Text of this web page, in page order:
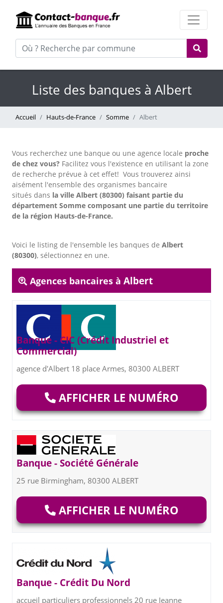
Liste des banques à Albert
Accueil Hauts-de-France Somme Albert
Vous recherchez une banque ou une agence locale proche
de chez vous? Facilitez vous l'existence en utilisant la zone
de recherche prévue à cet effet! Vous trouverez ainsi
aisément l'ensemble des organismes bancaire
situés dans la ville Albert (80300) faisant partie du
département Somme composant une partie du territoire
de la région Hauts-de-France.
Voici le listing de l'ensemble les banques de Albert
(80300), sélectionnez en une.
Agences bancaires à Albert
Banque - CIC (Crédit Industriel et
Commercial)
agence d'Albert 18 place Armes, 80300 ALBERT
AFFICHER LE NUMÉRO
Banque - Société Générale
25 rue Birmingham, 80300 ALBERT
AFFICHER LE NUMÉRO
Banque - Crédit Du Nord
accueil particuliers professionnels 20 rue Jeanne